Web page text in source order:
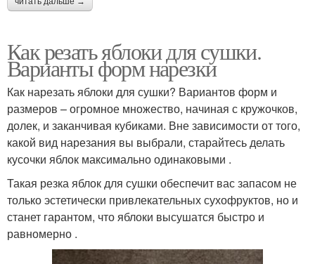
Как резать яблоки для сушки.
Варианты форм нарезки
Как нарезать яблоки для сушки? Вариантов форм и
размеров – огромное множество, начиная с кружочков,
долек, и заканчивая кубиками. Вне зависимости от того,
какой вид нарезания вы выбрали, старайтесь делать
кусочки яблок максимально одинаковыми .
Такая резка яблок для сушки обеспечит вас запасом не
только эстетически привлекательных сухофруктов, но и
станет гарантом, что яблоки высушатся быстро и
равномерно .